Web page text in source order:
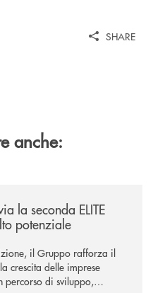
SHARE
anche:
la seconda ELITE
potenziale
il Gruppo rafforza il
crescita delle imprese
percorso di sviluppo,